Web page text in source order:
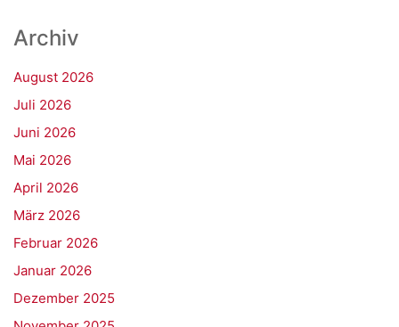
Archiv
August 2026
Juli 2026
Juni 2026
Mai 2026
April 2026
März 2026
Februar 2026
Januar 2026
Dezember 2025